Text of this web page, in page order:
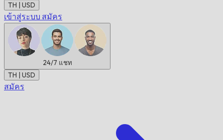
TH | USD
เข้าสู่ระบบ สมัคร
24/7 แชท
TH | USD
สมัคร